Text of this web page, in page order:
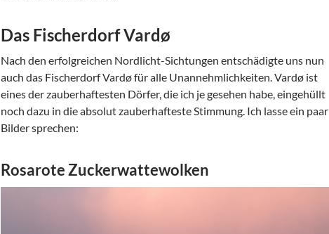
Das Fischerdorf Vardø
Nach den erfolgreichen Nordlicht-Sichtungen entschädigte uns nun
auch das Fischerdorf Vardø für alle Unannehmlichkeiten. Vardø ist
eines der zauberhaftesten Dörfer, die ich je gesehen habe, eingehüllt
noch dazu in die absolut zauberhafteste Stimmung. Ich lasse ein paar
Bilder sprechen:
Rosarote Zuckerwattewolken